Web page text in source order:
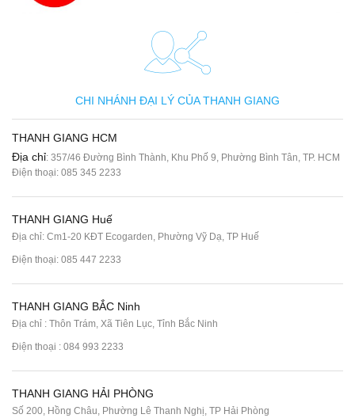
CHI NHÁNH ĐẠI LÝ CỦA THANH GIANG
THANH GIANG HCM
Địa chỉ: 357/46 Đường Bình Thành, Khu Phố 9, Phường Bình Tân, TP. HCM
Điện thoại: 085 345 2233
THANH GIANG Huế
Địa chỉ: Cm1-20 KĐT Ecogarden, Phường Vỹ Dạ, TP Huế
Điện thoại: 085 447 2233
THANH GIANG BẮC Ninh
Địa chỉ : Thôn Trám, Xã Tiên Lục, Tỉnh Bắc Ninh
Điện thoại : 084 993 2233
THANH GIANG HẢI PHÒNG
Số 200, Hồng Châu, Phường Lê Thanh Nghị, TP Hải Phòng